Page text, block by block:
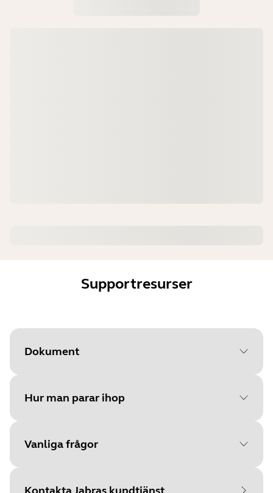
Supportresurser
Dokument
Document Bruksanvisning
Size 719.9 KB
Hur man parar ihop
Välj ditt operativsystem för
Vanliga frågor